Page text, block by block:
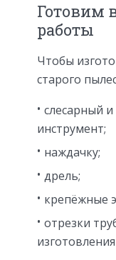
Готовим
работы
Чтобы
старого
слесарный
инструмент;
наждачку;
дрель;
крепёжные
отрезки